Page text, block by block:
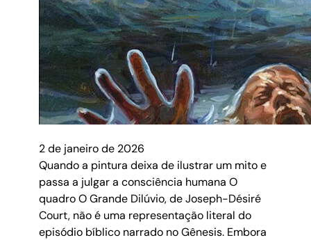
2 de janeiro de 2026
Quando a pintura deixa de ilustrar um mito e
passa a julgar a consciência humana O
quadro O Grande Dilúvio, de Joseph-Désiré
Court, não é uma representação literal do
episódio bíblico narrado no Gênesis. Embora